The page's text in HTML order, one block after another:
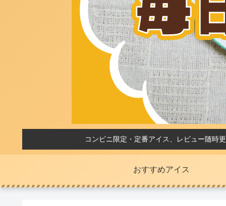
コンビニ限定・定番アイス、レビュー随時
おすすめアイス